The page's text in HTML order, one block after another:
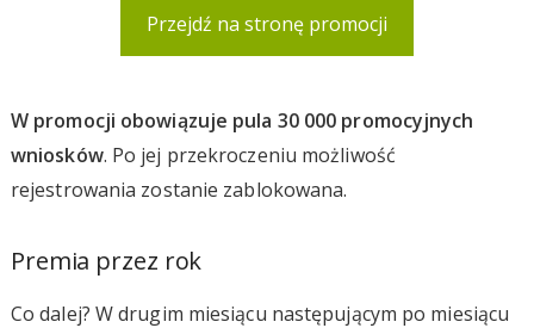
Przejdź na stronę promocji
W promocji obowiązuje pula 30 000 promocyjnych
wniosków. Po jej przekroczeniu możliwość
rejestrowania zostanie zablokowana.
Premia przez rok
Co dalej? W drugim miesiącu następującym po miesiącu